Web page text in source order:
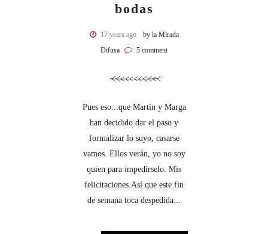
bodas
17 years ago
by la Mirada
Difusa
5 comment
Pues eso...que Martín y Marga
han decidido dar el paso y
formalizar lo suyo, casarse
vamos. Ellos verán, yo no soy
quien para impedírselo. Mis
felicitaciones.Así que este fin
de semana toca despedida...